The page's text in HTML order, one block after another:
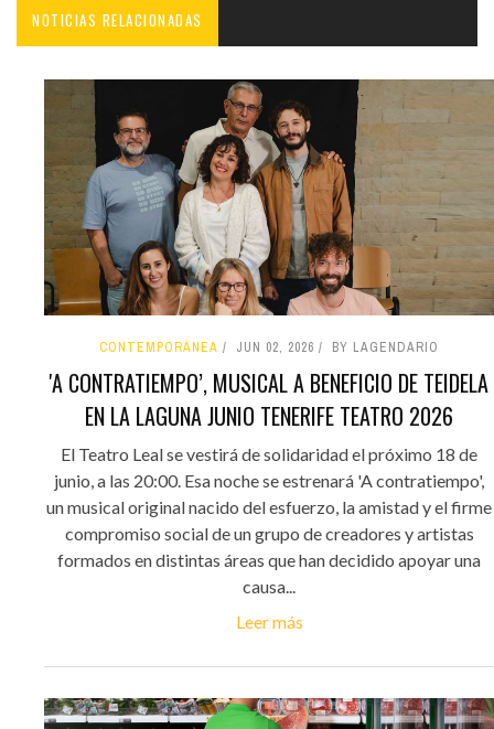
NOTICIAS RELACIONADAS
CONTEMPORÁNEA JUN 02, 2026 BY LAGENDARIO
'A CONTRATIEMPO’, MUSICAL A BENEFICIO DE TEIDELA
EN LA LAGUNA JUNIO TENERIFE TEATRO 2026
El Teatro Leal se vestirá de solidaridad el próximo 18 de
junio, a las 20:00. Esa noche se estrenará 'A contratiempo',
un musical original nacido del esfuerzo, la amistad y el firme
compromiso social de un grupo de creadores y artistas
formados en distintas áreas que han decidido apoyar una
causa...
Leer más